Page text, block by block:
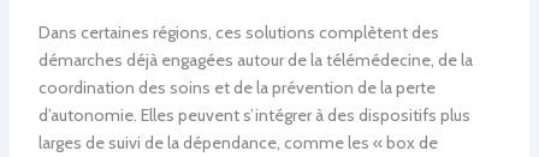
Dans certaines régions, ces solutions complètent des
démarches déjà engagées autour de la télémédecine, de la
coordination des soins et de la prévention de la perte
d’autonomie. Elles peuvent s’intégrer à des dispositifs plus
larges de suivi de la dépendance, comme les « box de